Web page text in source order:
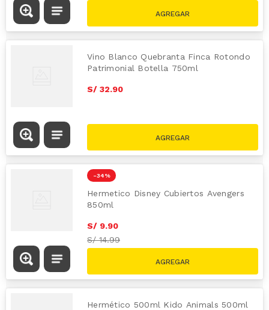
Vino Blanco Quebranta Finca Rotondo
Patrimonial Botella 750ml
S/ 32.90
-34 %
Hermetico Disney Cubiertos Avengers
850ml
S/ 9.90
S/14.99
Hermético 500ml Kido Animals 500ml